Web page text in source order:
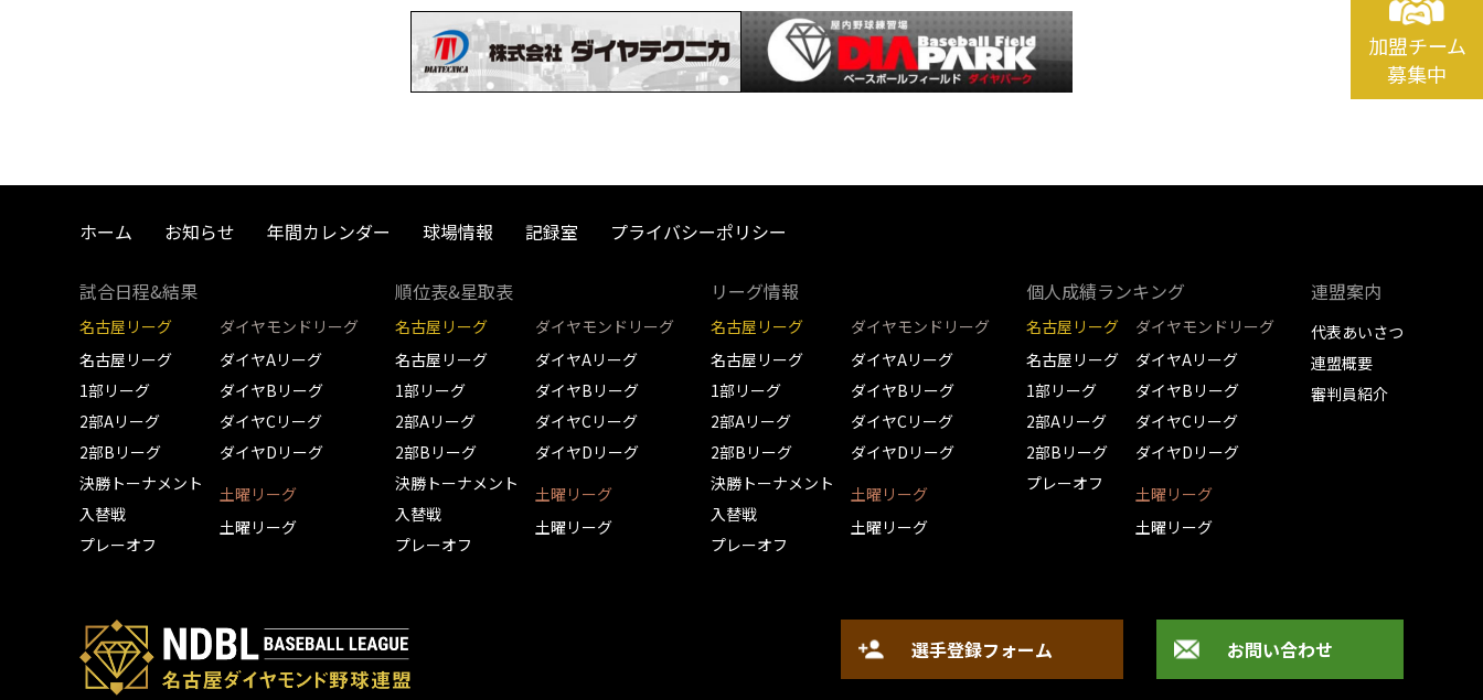
加盟チーム
募集中
ホーム お知らせ 年間カレンダー 球場情報 記録室 プライバシーポリシー
試合日程&結果
名古屋リーグ
名古屋リーグ
1部リーグ
2部Aリーグ
2部Bリーグ
決勝トーナメント
入替戦
プレーオフ
ダイヤモンドリーグ
ダイヤAリーグ
ダイヤBリーグ
ダイヤCリーグ
ダイヤDリーグ
土曜リーグ
土曜リーグ
順位表&星取表
名古屋リーグ
名古屋リーグ
1部リーグ
2部Aリーグ
2部Bリーグ
決勝トーナメント
入替戦
プレーオフ
ダイヤモンドリーグ
ダイヤAリーグ
ダイヤBリーグ
ダイヤCリーグ
ダイヤDリーグ
土曜リーグ
土曜リーグ
リーグ情報
名古屋リーグ
名古屋リーグ
1部リーグ
2部Aリーグ
2部Bリーグ
決勝トーナメント
入替戦
プレーオフ
ダイヤモンドリーグ
ダイヤAリーグ
ダイヤBリーグ
ダイヤCリーグ
ダイヤDリーグ
土曜リーグ
土曜リーグ
個人成績ランキング
名古屋リーグ
名古屋リーグ
1部リーグ
2部Aリーグ
2部Bリーグ
プレーオフ
ダイヤモンドリーグ
ダイヤAリーグ
ダイヤBリーグ
ダイヤCリーグ
ダイヤDリーグ
土曜リーグ
土曜リーグ
連盟案内
代表あいさつ
連盟概要
審判員紹介
選手登録フォーム お問い合わせ